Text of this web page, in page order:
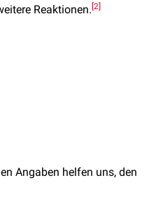
Reaktionen.[2]
auftreten.
Angaben helfen uns, den